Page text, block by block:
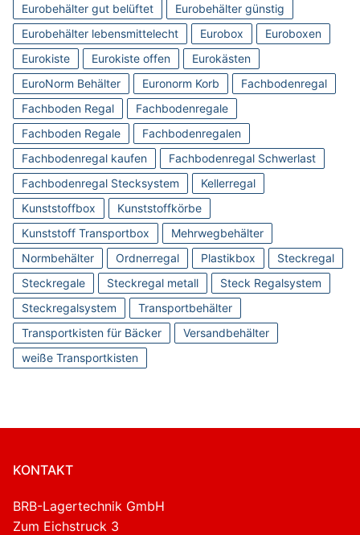
Eurobehälter gut belüftet
Eurobehälter günstig
Eurobehälter lebensmittelecht
Eurobox
Euroboxen
Eurokiste
Eurokiste offen
Eurokästen
EuroNorm Behälter
Euronorm Korb
Fachbodenregal
Fachboden Regal
Fachbodenregale
Fachboden Regale
Fachbodenregalen
Fachbodenregal kaufen
Fachbodenregal Schwerlast
Fachbodenregal Stecksystem
Kellerregal
Kunststoffbox
Kunststoffkörbe
Kunststoff Transportbox
Mehrwegbehälter
Normbehälter
Ordnerregal Plastikbox
Steckregal
Steckregale
Steckregal metall
Steck Regalsystem
Steckregalsystem
Transportbehälter
Transportkisten für Bäcker
Versandbehälter
weiße Transportkisten
KONTAKT
BRB-Lagertechnik GmbH
Zum Eichstruck 3